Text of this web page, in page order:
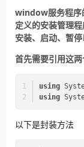
window服务程序
定义的安装管理
安装、启动、暂
首先需要引用这
using
using
以下是封装方法